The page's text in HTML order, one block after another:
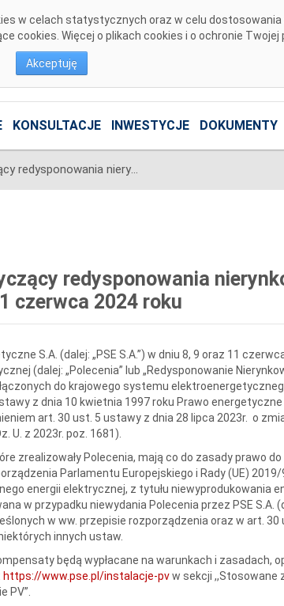
w celach statystycznych oraz w celu
cookies. Więcej o plikach cookies i o ochronie Twojej
Akceptuję
KONSULTACJE INWESTYCJE DOKUMENTY
Komunikat dotyczący redysponowania nierynkowego instalacji PV w dniu 8, 9 oraz 11 czerwca 2024 roku
redysponowania
czerwca 2024 roku
S.A. (dalej: „PSE S.A.”) w dniu 8, 9 oraz 11
(dalej: „Polecenia” lub „Redysponowanie
do krajowego systemu
z dnia 10 kwietnia 1997 roku Prawo energetyczne
art. 30 ust. 5 ustawy z dnia 28 lipca 2023r. o
U. z 2023r. poz. 1681).
zrealizowały Polecenia, mają co do zasady prawo
Parlamentu Europejskiego i Rady (UE)
energii elektrycznej, z tytułu niewyprodukowania
w przypadku niewydania Polecenia przez PSE S.A.
w ww. przepisie rozporządzenia oraz w art.
innych ustaw.
będą wypłacane na warunkach i zasadach,
https://www.pse.pl/instalacje-pvw sekcji ,,Stosowane
PV”.